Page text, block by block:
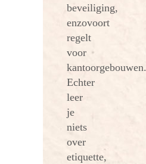
beveiliging,
enzovoort
regelt
voor
kantoorgebouwen.
Echter
leer
je
niets
over
etiquette,